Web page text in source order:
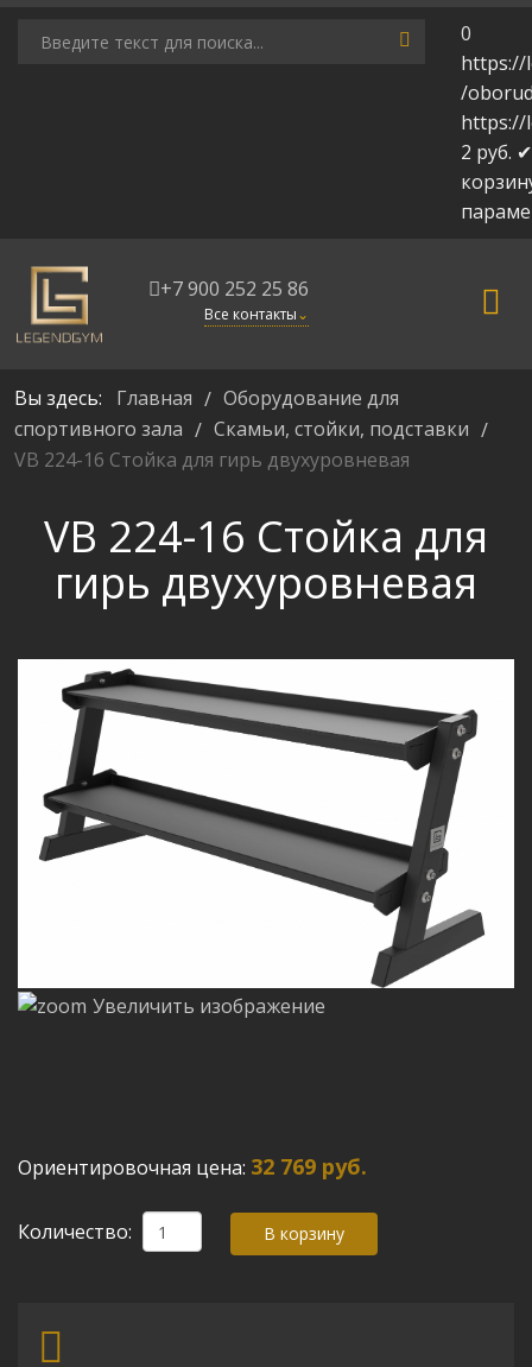
0
https://
/
https://
2 руб.
+7 900 252 25 86
Все контакты⌄
Вы здесь: Главная / Оборудование для
спортивного зала / Скамьи, стойки, подставки /
VB 224-16 Стойка для гирь двухуровневая
VB 224-16 Стойка для
гирь двухуровневая
Увеличить изображение
Ориентировочная цена: 32 769 руб.
Количество: